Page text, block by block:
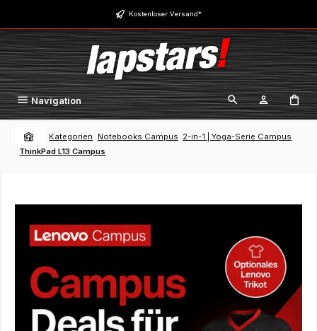
Zum Hauptinhalt springen Kostenloser Versand*
Navigation
Kategorien Notebooks Campus 2-in-1 | Yoga-Serie Campus
ThinkPad L13 Campus